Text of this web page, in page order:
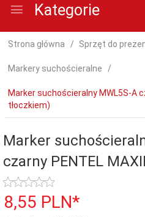
Kategorie
Strona główna Sprzęt do
Markery suchościeralne
Marker suchościeralny MWL5S-A
tłoczkiem)
Marker
czarny PENTEL
8,55 PLN*